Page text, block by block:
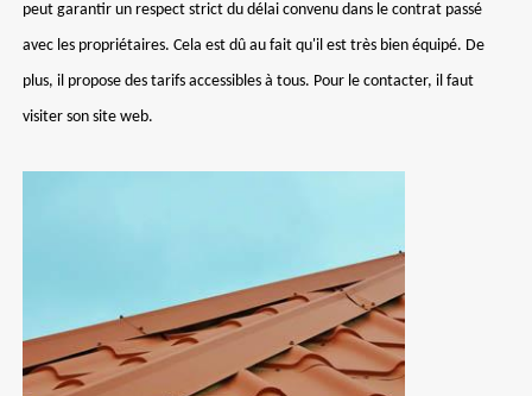
peut garantir un respect strict du délai convenu dans le contrat passé
avec les propriétaires. Cela est dû au fait qu'il est très bien équipé. De
plus, il propose des tarifs accessibles à tous. Pour le contacter, il faut
visiter son site web.